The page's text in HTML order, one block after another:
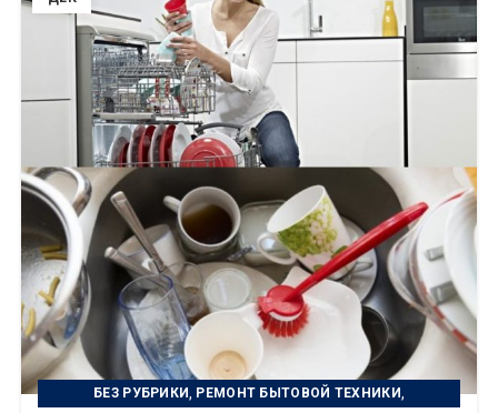
БЕЗ РУБРИКИ, РЕМОНТ БЫТОВОЙ ТЕХНИКИ,